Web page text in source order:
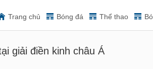
Trang chủ Bóng đá Thể thao
giải điền kinh châu Á